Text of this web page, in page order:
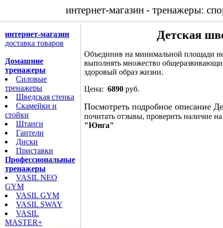
интернет-магазин - тренажеры:
интернет-магазин
доставка товаров
Домашние
тренажеры
Силовые
тренажеры
Шведская стенка
Скамейки и
стойки
Штанги
Гантели
Диски
Приставки
Профессиональные
тренажеры
VASIL NEO
GYM
VASIL GYM
VASIL SWAY
VASIL
MASTER+
Детская
Объединив на минимальной площади
выполнять множество
здоровый образ жизни.
Цена: 6890 руб.
Посмотреть подробное описание
почитать отзывы, проверить наличие
"Юнга"